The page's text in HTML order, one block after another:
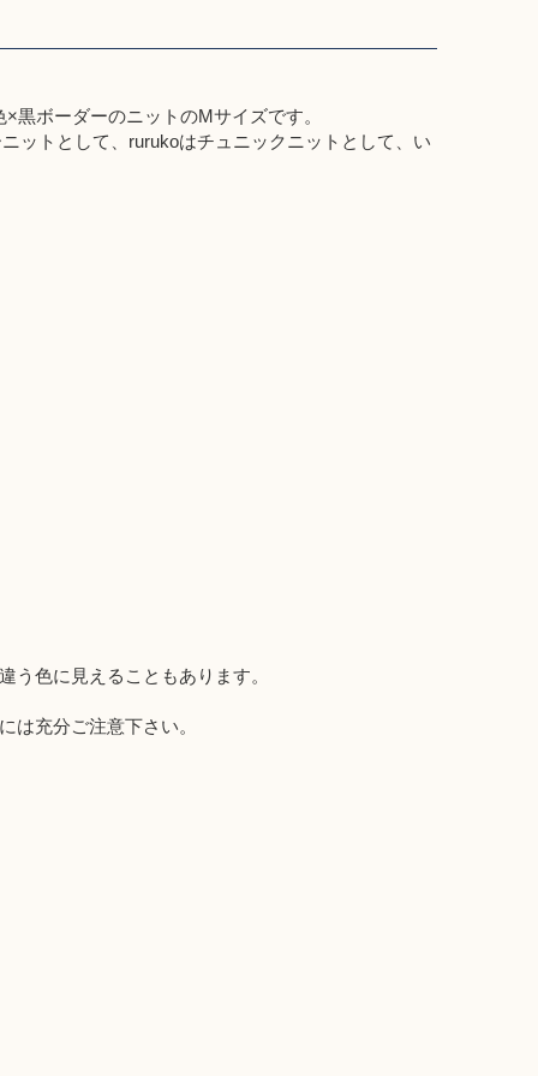
黒ボーダーのニットのMサイズです。
ットとして、rurukoはチュニックニットとして、い
色に見えることもあります。
充分ご注意下さい。